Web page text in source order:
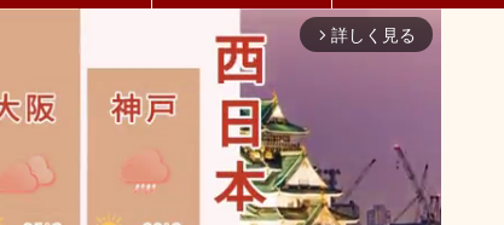
arrow_forward_ios 詳しく見る